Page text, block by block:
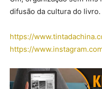
difusão da cultura do livro.
https://
https://